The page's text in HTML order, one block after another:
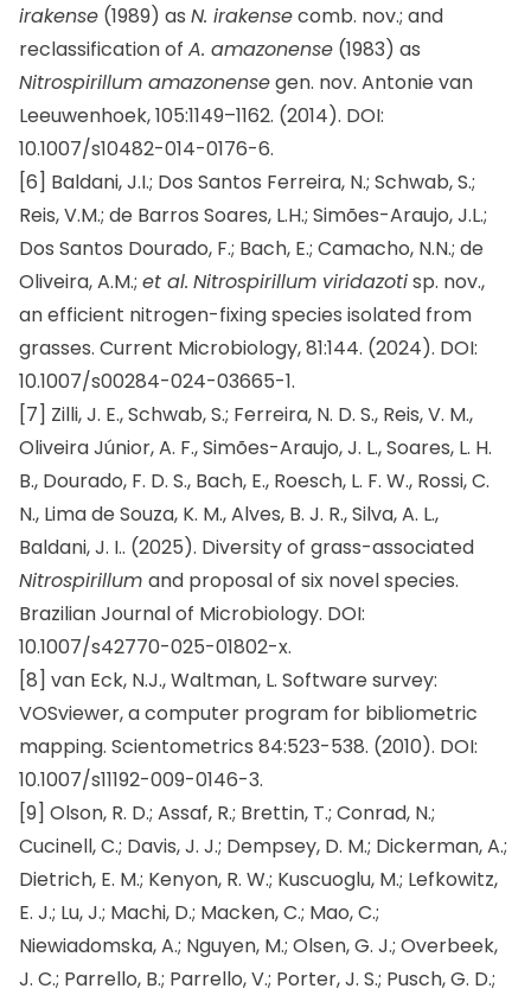
irakense (1989) as N. irakensecomb. nov.; and
reclassification of A. amazonense (1983) as
Nitrospirillum amazonensegen. nov. Antonie van
Leeuwenhoek, 105:1149–1162. (2014). DOI:
10.1007/s10482-014-0176-6.
[6] Baldani, J.I.; Dos Santos Ferreira, N.; Schwab, S.;
Reis, V.M.; de Barros Soares, L.H.; Simões-Araujo, J.L.;
Dos Santos Dourado, F.; Bach, E.; Camacho, N.N.; de
Oliveira, A.M.; et al. Nitrospirillum viridazotisp. nov.,
an efficient nitrogen-fixing species isolated from
grasses. Current Microbiology, 81:144. (2024). DOI:
10.1007/s00284-024-03665-1.
[7] Zilli, J. E., Schwab, S.; Ferreira, N. D. S., Reis, V. M.,
Oliveira Júnior, A. F., Simões-Araujo, J. L., Soares, L. H.
B., Dourado, F. D. S., Bach, E., Roesch, L. F. W., Rossi, C.
N., Lima de Souza, K. M., Alves, B. J. R., Silva, A. L.,
Baldani, J. I.. (2025). Diversity of grass-associated
Nitrospirillum and proposal of six novel species.
Brazilian Journal of Microbiology. DOI:
10.1007/s42770-025-01802-x.
[8] van Eck, N.J., Waltman, L. Software survey:
VOSviewer, a computer program for bibliometric
mapping. Scientometrics 84:523-538. (2010). DOI:
10.1007/s11192-009-0146-3.
[9] Olson, R. D.; Assaf, R.; Brettin, T.; Conrad, N.;
Cucinell, C.; Davis, J. J.; Dempsey, D. M.; Dickerman, A.;
Dietrich, E. M.; Kenyon, R. W.; Kuscuoglu, M.; Lefkowitz,
E. J.; Lu, J.; Machi, D.; Macken, C.; Mao, C.;
Niewiadomska, A.; Nguyen, M.; Olsen, G. J.; Overbeek,
J. C.; Parrello, B.; Parrello, V.; Porter, J. S.; Pusch, G. D.;